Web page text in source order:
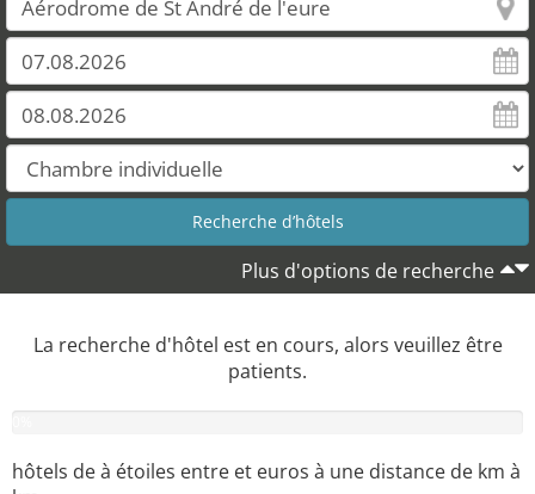
Plus d'options de recherche
La recherche d'hôtel est en cours, alors veuillez être
patients.
hôtels deà étoiles entre et euros à une distance de km à